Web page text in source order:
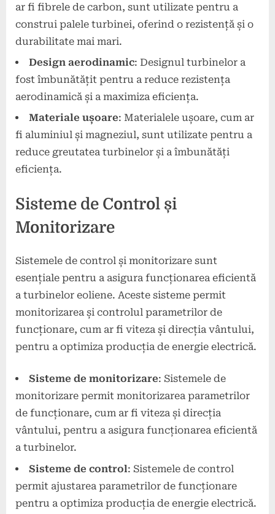
ar fi fibrele de carbon, sunt utilizate pentru a
construi palele turbinei, oferind o rezistență și o
durabilitate mai mari.
Design aerodinamic: Designul turbinelor a
fost îmbunătățit pentru a reduce rezistența
aerodinamică și a maximiza eficiența.
Materiale ușoare: Materialele ușoare, cum ar
fi aluminiul și magneziul, sunt utilizate pentru a
reduce greutatea turbinelor și a îmbunătăți
eficiența.
Sisteme de Control și
Monitorizare
Sistemele de control și monitorizare sunt
esențiale pentru a asigura funcționarea eficientă
a turbinelor eoliene. Aceste sisteme permit
monitorizarea și controlul parametrilor de
funcționare, cum ar fi viteza și direcția vântului,
pentru a optimiza producția de energie electrică.
Sisteme de monitorizare: Sistemele de
monitorizare permit monitorizarea parametrilor
de funcționare, cum ar fi viteza și direcția
vântului, pentru a asigura funcționarea eficientă
a turbinelor.
Sisteme de control: Sistemele de control
permit ajustarea parametrilor de funcționare
pentru a optimiza producția de energie electrică.